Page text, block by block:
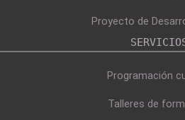
Proyecto de
Programación
Talleres de